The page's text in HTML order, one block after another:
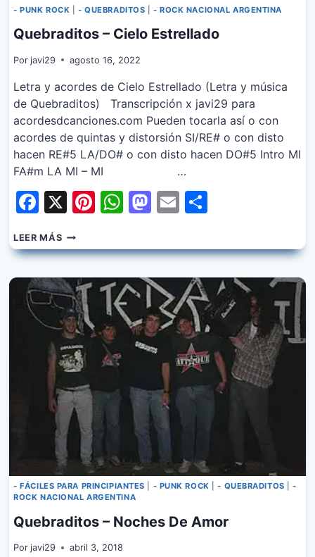
- PUNK ROCK |- QUEBRADITOS |- ROCK NACIONAL ARGENTINA
Quebraditos – Cielo Estrellado
Por javi29 agosto 16, 2022
Letra y acordes de Cielo Estrellado (Letra y música
de Quebraditos) Transcripción x javi29 para
acordesdcanciones.com Pueden tocarla así o con
acordes de quintas y distorsión SI/RE# o con disto
hacen RE#5 LA/DO# o con disto hacen DO#5 Intro MI
FA#m LA MI – MI …
Facebook
X Pinterest
WhatsApp
Mastodon
Email
LEER MÁSQUEBRADITOS
–
CIELO
- FÁCILES PARA PRINCIPIANTES - PUNK ROCK |- QUEBRADITOS |-
ROCK NACIONAL ARGENTINA
Quebraditos – Noches De Amor
Por javi29 abril 3, 2018